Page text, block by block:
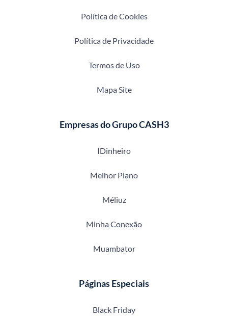
Política de Cookies
Política de Privacidade
Termos de Uso
Mapa Site
Empresas do Grupo CASH3
IDinheiro
Melhor Plano
Méliuz
Minha Conexão
Muambator
Páginas Especiais
Black Friday